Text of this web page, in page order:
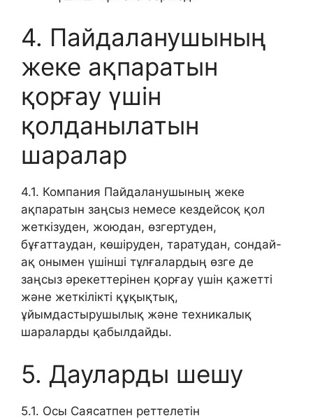
4. Пайдаланушының
жеке ақпаратын
қорғау үшін
қолданылатын
шаралар
4.1. Компания Пайдаланушының жеке
ақпаратын заңсыз немесе кездейсоқ қол
жеткізуден, жоюдан, өзгертуден,
бұғаттаудан, көшіруден, таратудан, сондай-
ақ онымен үшінші тұлғалардың өзге де
заңсыз әрекеттерінен қорғау үшін қажетті
және жеткілікті құқықтық,
ұйымдастырушылық және техникалық
шараларды қабылдайды.
5. Дауларды шешу
5.1. Осы Саясатпен реттелетін